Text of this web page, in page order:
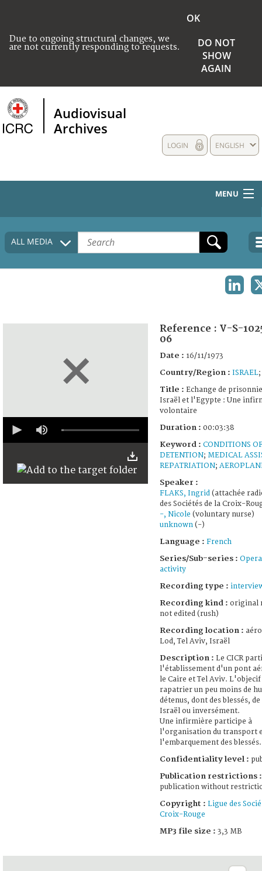
Due to ongoing structural changes, we
are not currently responding to requests.
OK
DO NOT
SHOW
AGAIN
Audiovisual
Archives
ENGLISH
LOGIN
MENU
HOME
COLLECTIONS DESCRIPTION
ALL MEDIA
seconds
Reference : V-S-
06
Date : 16/11/1973
Country/Region : ISRAEL;
Title : Echange de
Israël et l'Egypte : Une
volontaire
Duration : 00:03:38
Keyword : CONDITIONS
DETENTION; MEDICAL
REPATRIATION;
Speaker :
FLAKS, Ingrid (attachée
des Sociétés de la Croix-
-, Nicole (voluntary nurse)
unknown (-)
Language : French
Series/Sub-series :
activity
Recording type :
Recording kind : original
not edited (rush)
Recording location :
Lod, Tel Aviv, Israël
Description : Le CICR
l'établissement d'un pont
le Caire et Tel Aviv. L'objecif
rapatrier un peu moins de
détenus, dont des blessés,
Israël ou inversément.
Une infirmière participe à
l'organisation du transport
l'embarquement des blessés.
Confidentiality level :
Publication restrictions :
publication without
Copyright : Ligue des
Croix-Rouge
MP3 file size : 3,3 MB